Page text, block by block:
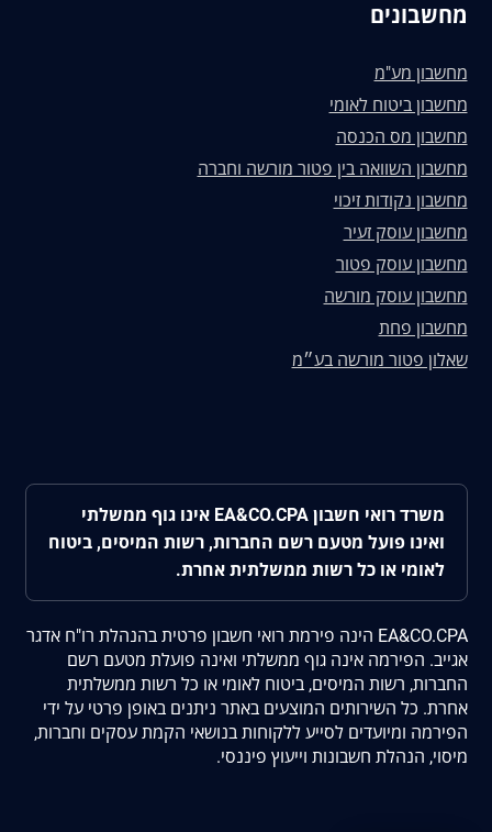
מחשבונים
מחשבון מע"מ
מחשבון ביטוח לאומי
מחשבון מס הכנסה
מחשבון השוואה בין פטור מורשה וחברה
מחשבון נקודות זיכוי
מחשבון עוסק זעיר
מחשבון עוסק פטור
מחשבון עוסק מורשה
מחשבון פחת
שאלון פטור מורשה בע״מ
משרד רואי חשבון EA&CO.CPA אינו גוף ממשלתי
ואינו פועל מטעם רשם החברות, רשות המיסים, ביטוח
לאומי או כל רשות ממשלתית אחרת.
EA&CO.CPA הינה פירמת רואי חשבון פרטית בהנהלת רו"ח אדגר
אגייב. הפירמה אינה גוף ממשלתי ואינה פועלת מטעם רשם
החברות, רשות המיסים, ביטוח לאומי או כל רשות ממשלתית
אחרת. כל השירותים המוצעים באתר ניתנים באופן פרטי על ידי
הפירמה ומיועדים לסייע ללקוחות בנושאי הקמת עסקים וחברות,
מיסוי, הנהלת חשבונות וייעוץ פיננסי.